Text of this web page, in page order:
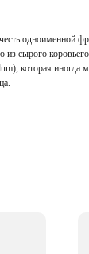
одноименной
из сырого
которая иногда